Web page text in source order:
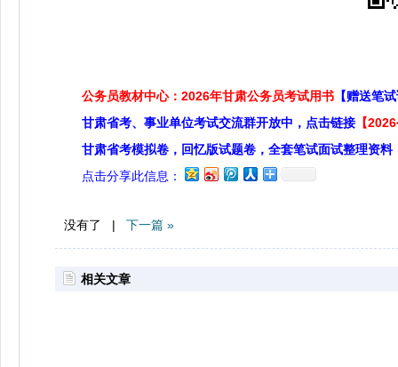
公务员教材中心：2026年甘肃公务员考试用书 【赠送笔
甘肃省考、事业单位考试交流群开放中，点击链接 【
甘肃省考模拟卷，回忆版试题卷，全套笔试面试整理资料
点击分享此信息：
没有了 | 下一篇 »
相关文章